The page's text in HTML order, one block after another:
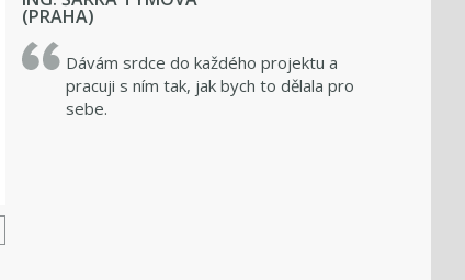
(PRAHA)
Dávám srdce do každého projektu a
pracuji s ním tak, jak bych to dělala pro
sebe.